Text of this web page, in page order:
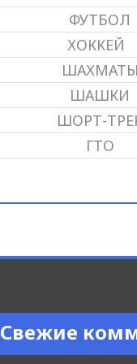
ФУТБОЛ
ХОККЕЙ
ШАХМАТЫ
ШАШКИ
ШОРТ-
ГТО
Свежие